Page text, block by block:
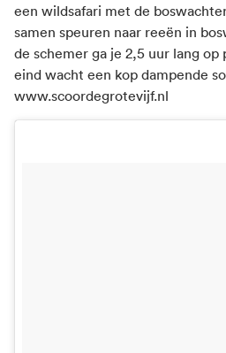
een wildsafari met de
samen speuren naar reeën in
de schemer ga je 2,5 uur lang
eind wacht een kop dampende
www.scoordegrotevijf.nl